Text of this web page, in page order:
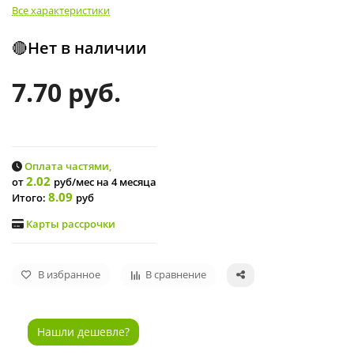
Все характеристики
🔴Нет в наличии
7.70 руб.
Оплата частями,
от2.02 руб/мес на 4 месяца
Итого: 8.09 руб
Карты рассрочки
В избранное В сравнение
Нашли дешевле?